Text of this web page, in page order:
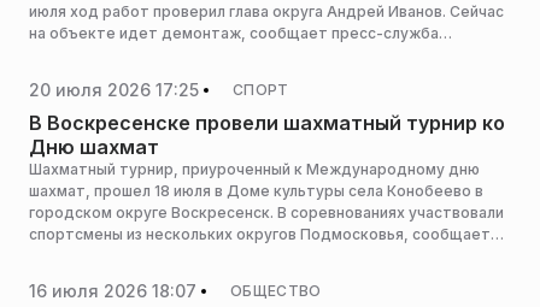
июля ход работ проверил глава округа Андрей Иванов. Сейчас
на объекте идет демонтаж, сообщает пресс-служба
20 июля 2026 17:25 СПОРТ
В Воскресенске провели шахматный турнир ко
Дню шахмат
Шахматный турнир, приуроченный к Международному дню
шахмат, прошел 18 июля в Доме культуры села Конобеево в
городском округе Воскресенск. В соревнованиях участвовали
спортсмены из нескольких округов Подмосковья, сообщает
16 июля 2026 18:07 ОБЩЕСТВО